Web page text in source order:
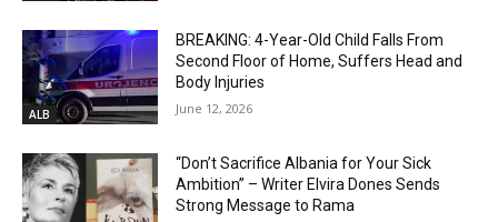
ALB
BREAKING: 4-Year-Old Child Falls From
Second Floor of Home, Suffers Head and
Body Injuries
June 12, 2026
“Don’t Sacrifice Albania for Your Sick
Ambition” – Writer Elvira Dones Sends
Strong Message to Rama